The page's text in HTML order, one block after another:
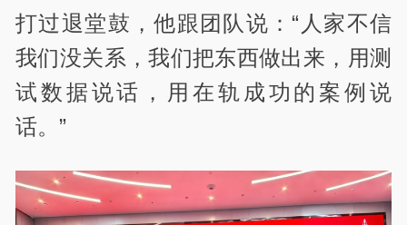
打过退堂鼓，他跟团队说：“人家不信
我们没关系，我们把东西做出来，用测
试数据说话，用在轨成功的案例说
话。”